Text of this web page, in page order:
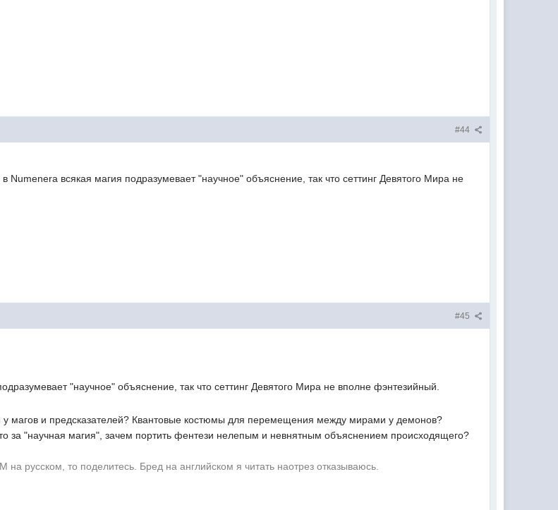
#44
Numenera всякая магия подразумевает "научное" объяснение, так что сеттинг Девятого Мира не
#45
"научное" объяснение, так что сеттинг Девятого Мира не вполне фэнтезийный.
у магов и предсказателей? Квантовые костюмы для перемещения между мирами у демонов?
за "научная магия", зачем портить фентези нелепым и невнятным объяснением происходящего?
русском, то поделитесь. Бред на английском я читать наотрез отказываюсь.